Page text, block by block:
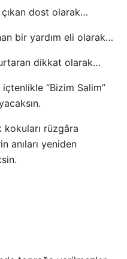
çıkan dost olarak…
bir yardım eli olarak…
dikkat olarak…
“Bizim Salim”
rüzgâra
anıları yeniden